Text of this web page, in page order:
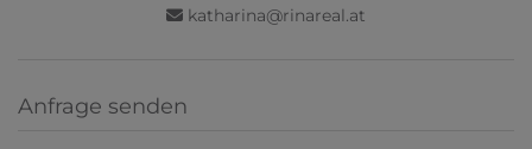
katharina@rinareal.at
Anfrage senden